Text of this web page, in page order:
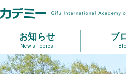
お知らせ
News Topics
ブ